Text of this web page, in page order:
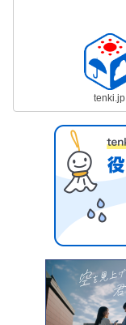
tenki.jp